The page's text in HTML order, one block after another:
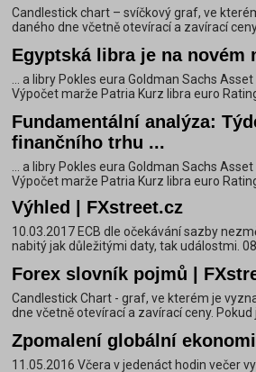
Candlestick chart – svíčkový graf, ve
daného dne včetně otevírací a zavírací
Egyptská libra je na novém
... a libry Pokles eura Goldman Sachs
Výpočet marže Patria Kurz libra euro
Fundamentální analýza:
finančního trhu ...
... a libry Pokles eura Goldman Sachs
Výpočet marže Patria Kurz libra euro
Výhled | FXstreet.cz
10.03.2017 ECB dle očekávání sazby
nabitý jak důležitými daty, tak událostmi.
Forex slovník pojmů |
Candlestick Chart - graf, ve kterém je
dne včetně otevírací a zavírací ceny. Pokud
Zpomalení globální
11.05.2016 Včera v jedenáct hodin večer